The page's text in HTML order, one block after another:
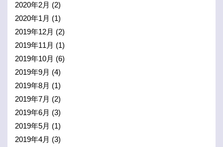
2020年2月 (2)
2020年1月 (1)
2019年12月 (2)
2019年11月 (1)
2019年10月 (6)
2019年9月 (4)
2019年8月 (1)
2019年7月 (2)
2019年6月 (3)
2019年5月 (1)
2019年4月 (3)